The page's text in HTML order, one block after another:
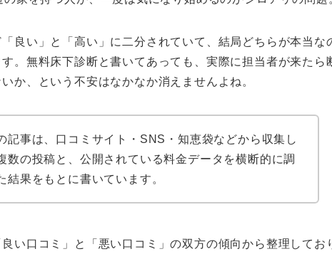
良い」と「高い」に二分されていて、結局どちらが本当な
。無料床下診断と書いてあっても、実際に担当者が来たら
か、という不安はなかなか消えませんよね。
記事は、口コミサイト・SNS・知恵袋などから収集し
数の投稿と、公開されている料金データを横断的に調
結果をもとに書いています。
い口コミ」と「悪い口コミ」の双方の傾向から整理してお